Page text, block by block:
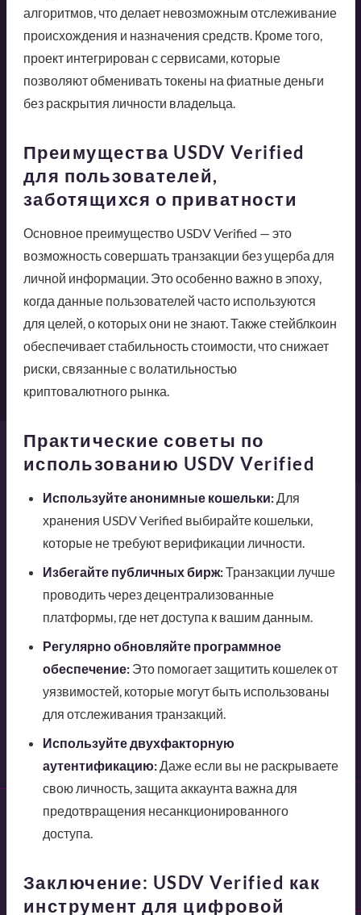
алгоритмов, что делает невозможным отслеживание
происхождения и назначения средств. Кроме того,
проект интегрирован с сервисами, которые
позволяют обменивать токены на фиатные деньги
без раскрытия личности владельца.
Преимущества USDV Verified
для пользователей,
заботящихся о приватности
Основное преимущество USDV Verified — это
возможность совершать транзакции без ущерба для
личной информации. Это особенно важно в эпоху,
когда данные пользователей часто используются
для целей, о которых они не знают. Также стейблкоин
обеспечивает стабильность стоимости, что снижает
риски, связанные с волатильностью
криптовалютного рынка.
Практические советы по
использованию USDV Verified
Используйте анонимные кошельки:Для
хранения USDV Verified выбирайте кошельки,
которые не требуют верификации личности.
Избегайте публичных бирж:Транзакции лучше
проводить через децентрализованные
платформы, где нет доступа к вашим данным.
Регулярно обновляйте программное
обеспечение:Это помогает защитить кошелек от
уязвимостей, которые могут быть использованы
для отслеживания транзакций.
Используйте двухфакторную
аутентификацию:Даже если вы не раскрываете
свою личность, защита аккаунта важна для
предотвращения несанкционированного
доступа.
Заключение: USDV Verified как
инструмент для цифровой